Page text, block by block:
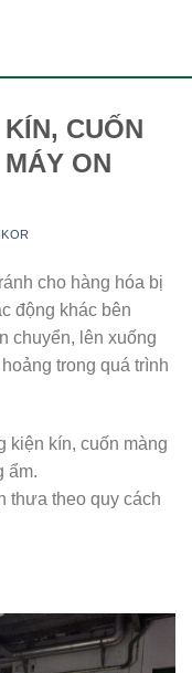
CUỐN
ON
cho hàng hóa bị
động khác bên
chuyển, lên xuống
trong quá trình
kiện kín, cuốn màng
ẩm.
thưa theo quy cách